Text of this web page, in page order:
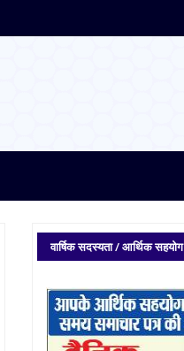
वार्षिक सदस्यता / आर्थिक सहयोग